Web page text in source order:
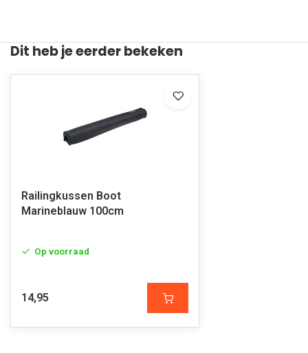
Dit heb je eerder bekeken
Railingkussen Boot
Marineblauw 100cm
Op voorraad
14,95